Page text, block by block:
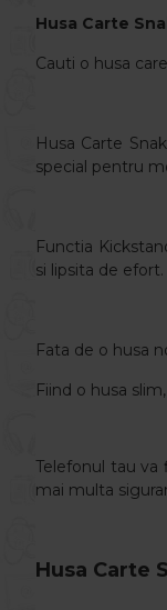
Husa Carte
Cauti o husa
Husa Carte
special pentru
Functia
si lipsita de efort.
Fata de o husa
Fiind o husa
Telefonul tau va
mai multa
Husa Carte